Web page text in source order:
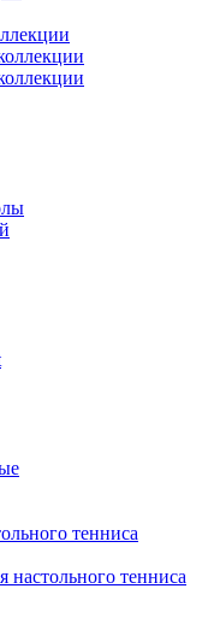
тенниса
настольного тенниса